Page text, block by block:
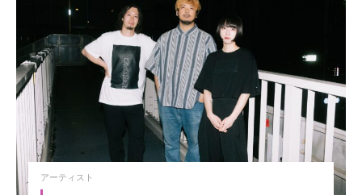
アーティスト